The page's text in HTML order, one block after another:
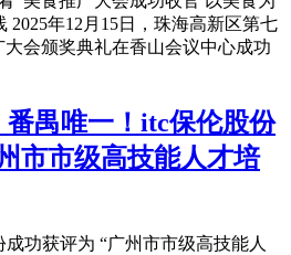
2025年12月15日，珠海高新区第七
大会颁奖典礼在香山会议中心成功
番禺唯一！itc保伦股份
市市级高技能人才培
功获评为 “广州市市级高技能人